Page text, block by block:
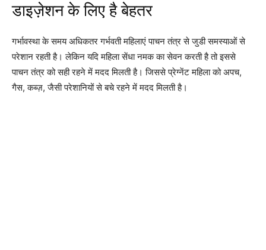
डाइज़ेशन के लिए है बेहतर
गर्भावस्था के समय अधिकतर गर्भवती महिलाएं पाचन तंत्र से जुडी समस्याओं से
परेशान रहती है। लेकिन यदि महिला सेंधा नमक का सेवन करती है तो इससे
पाचन तंत्र को सही रहने में मदद मिलती है। जिससे प्रेग्नेंट महिला को अपच,
गैस, कब्ज़, जैसी परेशानियों से बचे रहने में मदद मिलती है।